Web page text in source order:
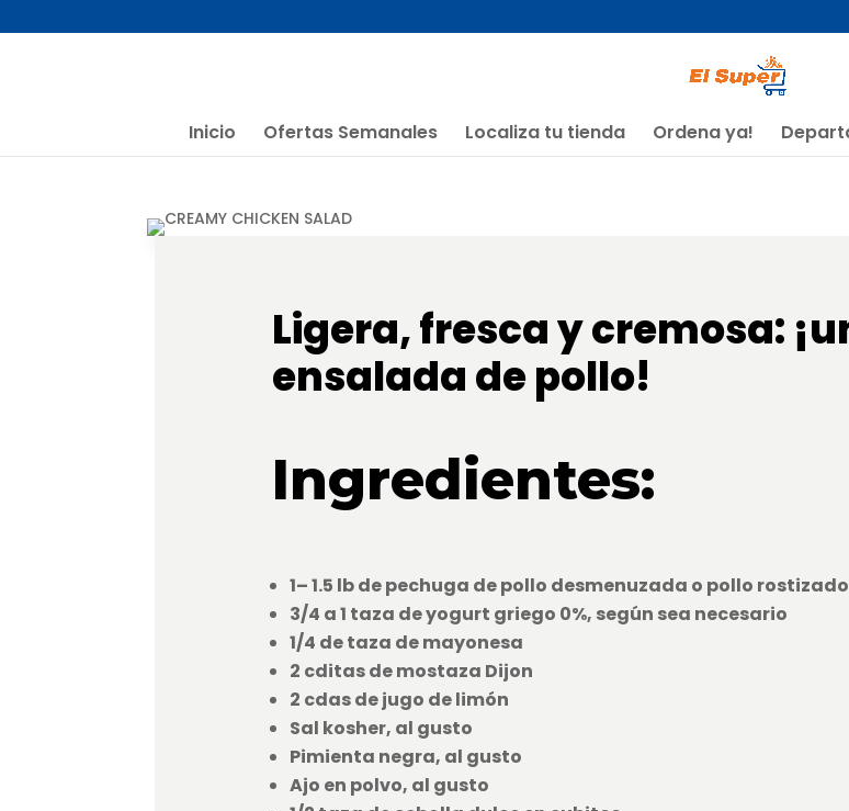
Inicio Ofertas Semanales Localiza tu tienda Ordena ya!
Ligera, fresca y cremosa:
ensalada de pollo!
Ingredientes:
1– 1.5 lb de pechuga de pollo desmenuzada o pollo rostizado
3/4 a 1 taza de yogurt griego 0%, según sea necesario
1/4 de taza de mayonesa
2 cditas de mostaza Dijon
2 cdas de jugo de limón
Sal kosher, al gusto
Pimienta negra, al gusto
Ajo en polvo, al gusto